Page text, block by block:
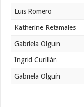
Luis Romero
Katherine Retamales
Gabriela Olguín
Ingrid Curillán
Gabriela Olguín